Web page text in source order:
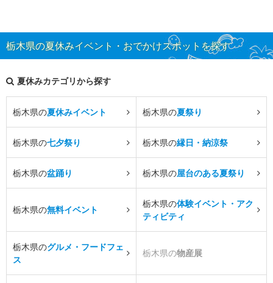
栃木県の夏休みイベント・おでかけスポットを探す
夏休みカテゴリから探す
栃木県の夏休みイベント 栃木県の夏祭り
栃木県の七夕祭り 栃木県の縁日・納涼祭
栃木県の盆踊り 栃木県の屋台のある夏祭り
栃木県の無料イベント
栃木県の体験イベント・アク
ティビティ
栃木県のグルメ・フードフェ
ス
栃木県の物産展